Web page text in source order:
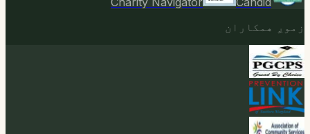
زموږ همکاران